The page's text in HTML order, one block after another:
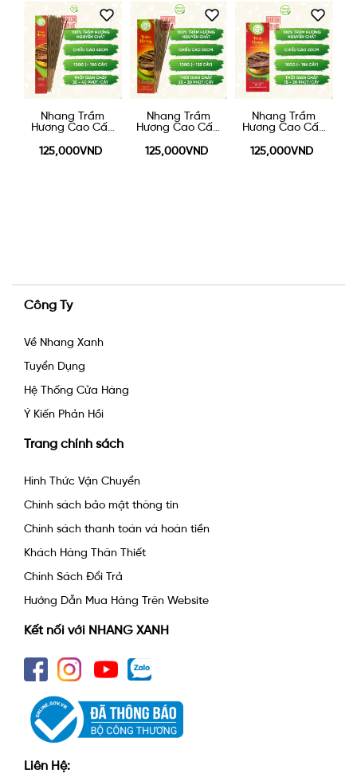
Nhang Trầm
Hương Cao Cấp
125,000VND
Nhang Trầm
Hương Cao Cấp
125,000VND
Nhang Trầm
Hương Cao Cấp
125,000VND
Công Ty
Về Nhang Xanh
Tuyển Dụng
Hệ Thống Cửa Hàng
Ý Kiến Phản Hồi
Trang chính sách
Hình Thức Vận Chuyển
Chính sách bảo mật thông tin
Chính sách thanh toán và hoàn tiền
Khách Hàng Thân Thiết
Chính Sách Đổi Trả
Hướng Dẫn Mua Hàng Trên Website
Kết nối với NHANG XANH
Liên Hệ: